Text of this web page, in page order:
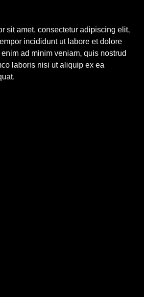
sit amet, consectetur adipiscing elit,
incididunt ut labore et dolore
ad minim veniam, quis nostrud
laboris nisi ut aliquip ex ea